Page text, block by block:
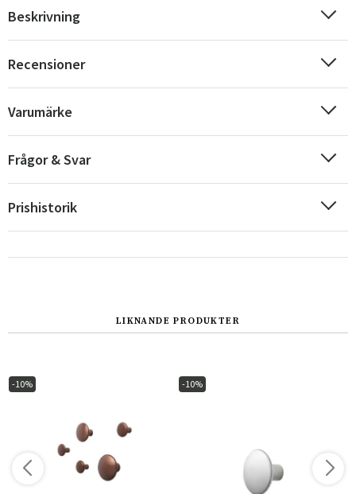
Beskrivning
Recensioner
Varumärke
Frågor & Svar
Prishistorik
LIKNANDE PRODUKTER
-10% -10%